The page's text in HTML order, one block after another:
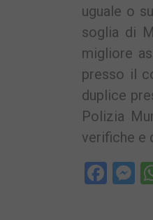
uguale o
soglia di
migliore
presso il
duplice
Polizia
verifiche e